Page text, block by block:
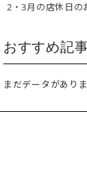
2・3月の店休日の
おすすめ記
まだデータがありま